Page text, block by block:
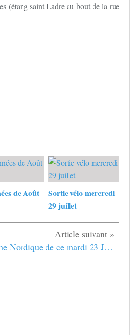
(étang saint Ladre au bout de la rue
de Août
Sortie vélo mercredi
29 juillet
Marche Nordique de ce mardi 23 Juin 2026